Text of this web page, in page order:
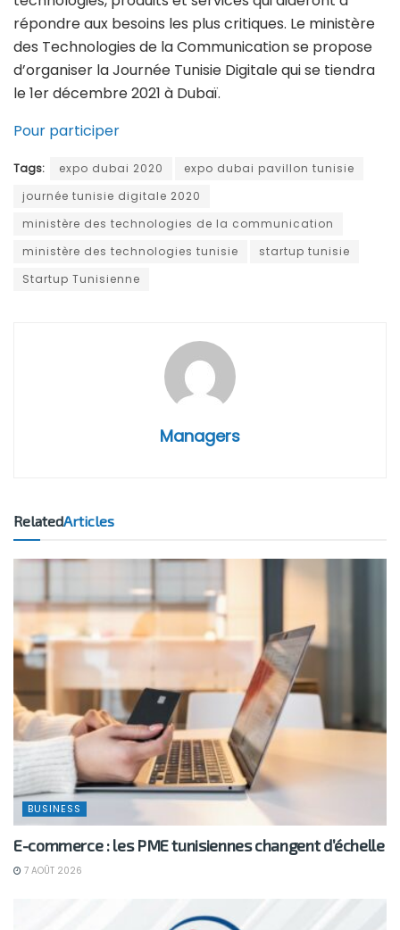
répondre aux besoins les plus critiques. Le ministère
des Technologies de la Communication se propose
d’organiser la Journée Tunisie Digitale qui se tiendra
le 1er décembre 2021 à Dubaï.
Pour participer
Tags: expo dubai 2020
expo dubai pavillon tunisie
journée tunisie digitale 2020
ministère des technologies de la communication
ministère des technologies tunisie
startup tunisie
Startup Tunisienne
Managers
RelatedArticles
BUSINESS
E-commerce : les PME tunisiennes changent d’échelle
7 AOÛT 2026